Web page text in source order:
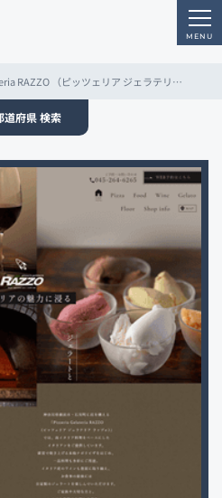
Pizzeria Gelateria RAZZO （ピッツェリア ジェラテリア ラッヅォ）
道府県 検索